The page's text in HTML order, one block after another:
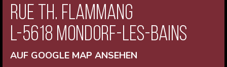
RUE TH. FLAMMANG
L-5618 MONDORF-LES-BAINS
AUF GOOGLE MAP ANSEHEN